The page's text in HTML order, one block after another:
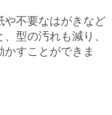
や不要なはがきなど
型の汚れも減り、
すことができま